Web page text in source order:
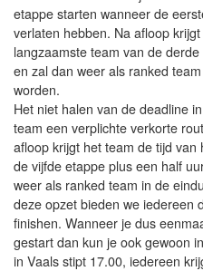
etappe starten wanneer de
verlaten hebben. Na afloop
langzaamste team van de
en zal dan weer als ranked
worden.
Het niet halen van de deadline
team een verplichte verkorte
afloop krijgt het team de tijd van
de vijfde etappe plus een half
weer als ranked team in de
deze opzet bieden we iedereen
finishen. Wanneer je dus
gestart dan kun je ook gewoon
in Vaals stipt 17.00, iedereen